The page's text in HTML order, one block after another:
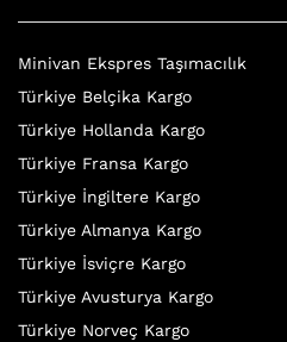
Minivan Ekspres Taşımacılık
Türkiye Belçika Kargo
Türkiye Hollanda Kargo
Türkiye Fransa Kargo
Türkiye İngiltere Kargo
Türkiye Almanya Kargo
Türkiye İsviçre Kargo
Türkiye Avusturya Kargo
Türkiye Norveç Kargo